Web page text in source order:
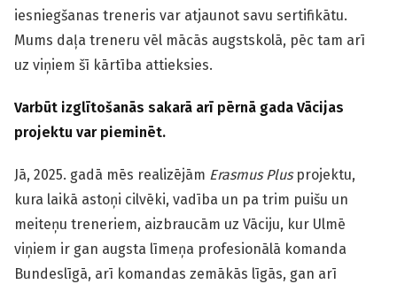
iesniegšanas treneris var atjaunot savu sertifikātu.
Mums daļa treneru vēl mācās augstskolā, pēc tam arī
uz viņiem šī kārtība attieksies.
Varbūt izglītošanās sakarā arī pērnā gada Vācijas
projektu var pieminēt.
Jā, 2025. gadā mēs realizējām Erasmus Plusprojektu,
kura laikā astoņi cilvēki, vadība un pa trim puišu un
meiteņu treneriem, aizbraucām uz Vāciju, kur Ulmē
viņiem ir gan augsta līmeņa profesionālā komanda
Bundeslīgā, arī komandas zemākās līgās, gan arī